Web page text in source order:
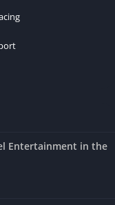
Entertainment in the